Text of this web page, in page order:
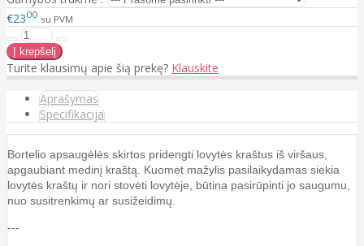
€2300 su PVM
Turite klausimų apie šią prekę? Klauskite
Aprašymas
Specifikacija
Bortelio apsaugėlės skirtos pridengti lovytės kraštus iš viršaus,
apgaubiant medinį kraštą. Kuomet mažylis pasilaikydamas siekia
lovytės kraštų ir nori stovėti lovytėje, būtina pasirūpinti jo saugumu,
nuo susitrenkimų ar susižeidimų.
---